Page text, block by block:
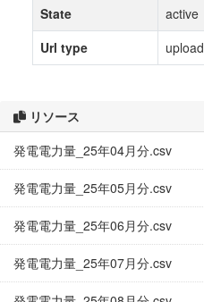
リソース
発電電力量_25年04月分.csv
発電電力量_25年05月分.csv
発電電力量_25年06月分.csv
発電電力量_25年07月分.csv
State
active
Url type
upload